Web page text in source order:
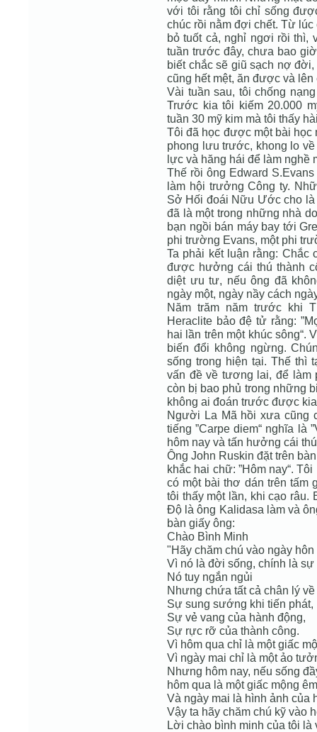
với tôi rằng tôi chỉ sống
chúc rồi nằm đợi chết. Từ
bỏ tuốt cả, nghỉ ngơi rồi thì,
tuần trước đây, chưa bao
biết chắc sẽ giũ sạch nợ
cũng hết mệt, ăn được và lên
Vài tuần sau, tôi chống
Trước kia tôi kiếm 20.000
tuần 30 mỹ kim mà tôi thấy
Tôi đã học được một bài học
phong lưu trước, khong lo
lực và hăng hái để làm nghề
Thế rồi ông Edward
làm hội trưởng Công ty.
Sở Hối đoái Nữu Ước cho là
đã là một trong những nhà
bạn ngồi bán máy bay tới
phi trường Evans, một phi
Ta phải kết luận rằng: Chắc
được hưởng cái thú thành
diệt ưu tư, nếu ông đã
ngày một, ngày nầy cách
Năm trăm năm trước khi
Heraclite bảo đệ tử rằng:
hai lần trên một khúc sông“.
biến đổi không ngừng.
sống trong hiện tại. Thế thì
vấn đề về tương lai, để
còn bị bao phủ trong những
không ai đoán trước được
Người La Mã hồi xưa cũng
tiếng ”Carpe diem“ nghĩa là
hôm nay và tấn hưởng cái
Ông John Ruskin đặt trên
khắc hai chữ: ”Hôm nay“.
có một bài thơ dán trên tấm
tôi thấy một lần, khi cạo
Độ là ông Kalidasa làm và
bàn giấy ông:
Chào Bình Minh
"Hãy chăm chú vào ngày hôn
Vì nó là đời sống, chính là
Nó tuy ngắn ngủi
Nhưng chứa tất cả chân lý
Sự sung sướng khi tiến phát,
Sự vẻ vang của hành động,
Sự rực rỡ của thành công.
Vì hôm qua chỉ là một giấc
Vì ngày mai chỉ là một ảo
Nhưng hôm nay, nếu sống
hôm qua là một giấc mộng
Và ngày mai là hình ảnh của
Vậy ta hãy chăm chú kỹ vào
Lời chào bình minh của tôi là